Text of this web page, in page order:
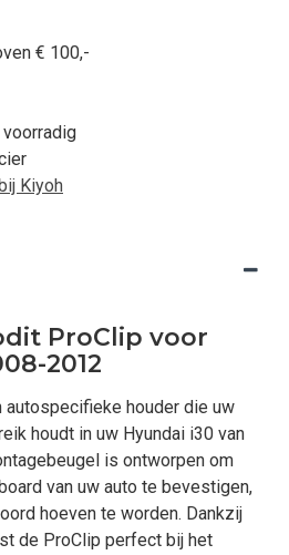
€ 100,-
Kiyoh
ProClip voor
2012
autospecifieke houder die uw
houdt in uw Hyundai i30 van
is ontworpen om
van uw auto te bevestigen,
hoeven te worden. Dankzij
de ProClip perfect bij het